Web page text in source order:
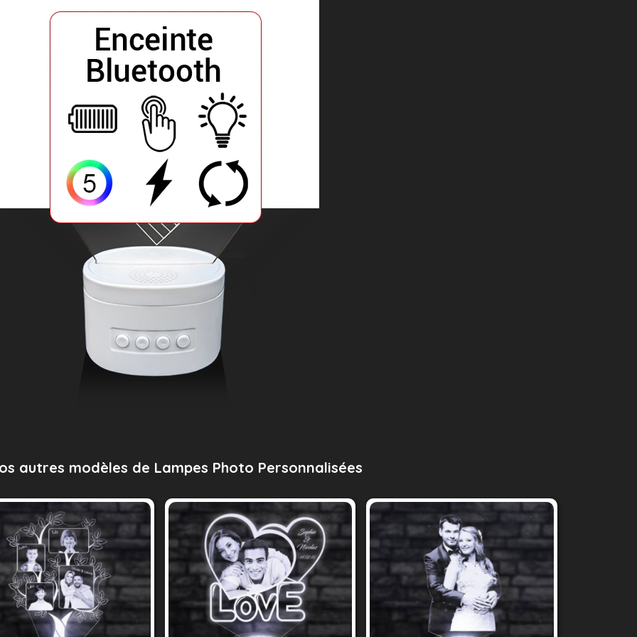
autres modèles de Lampes Photo Personnalisées